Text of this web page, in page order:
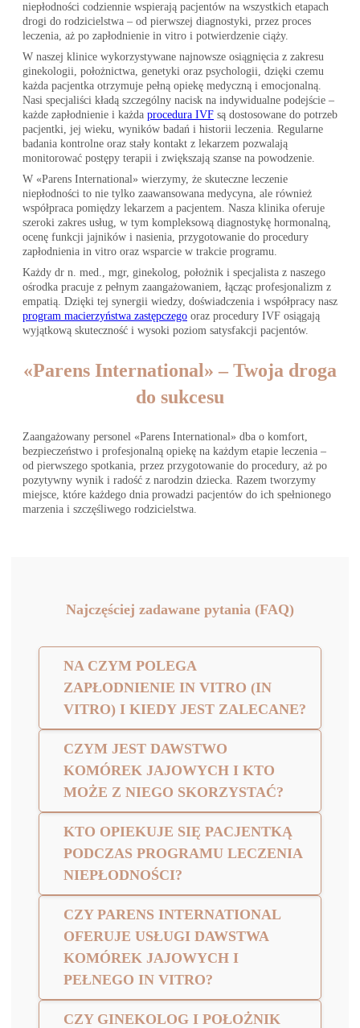
niepłodności codziennie wspierają pacjentów na wszystkich etapach
drogi do rodzicielstwa – od pierwszej diagnostyki, przez proces
leczenia, aż po zapłodnienie in vitro i potwierdzenie ciąży.
W naszej klinice wykorzystywane najnowsze osiągnięcia z zakresu
ginekologii, położnictwa, genetyki oraz psychologii, dzięki czemu
każda pacjentka otrzymuje pełną opiekę medyczną i emocjonalną.
Nasi specjaliści kładą szczególny nacisk na indywidualne podejście –
każde zapłodnienie i każda procedura IVF są dostosowane do potrzeb
pacjentki, jej wieku, wyników badań i historii leczenia. Regularne
badania kontrolne oraz stały kontakt z lekarzem pozwalają
monitorować postępy terapii i zwiększają szanse na powodzenie.
W «Parens International» wierzymy, że skuteczne leczenie
niepłodności to nie tylko zaawansowana medycyna, ale również
współpraca pomiędzy lekarzem a pacjentem. Nasza klinika oferuje
szeroki zakres usług, w tym kompleksową diagnostykę hormonalną,
ocenę funkcji jajników i nasienia, przygotowanie do procedury
zapłodnienia in vitro oraz wsparcie w trakcie programu.
Każdy dr n. med., mgr, ginekolog, położnik i specjalista z naszego
ośrodka pracuje z pełnym zaangażowaniem, łącząc profesjonalizm z
empatią. Dzięki tej synergii wiedzy, doświadczenia i współpracy nasz
program macierzyństwa zastępczego oraz procedury IVF osiągają
wyjątkową skuteczność i wysoki poziom satysfakcji pacjentów.
«Parens International» – Twoja droga
do sukcesu
Zaangażowany personel «Parens International» dba o komfort,
bezpieczeństwo i profesjonalną opiekę na każdym etapie leczenia –
od pierwszego spotkania, przez przygotowanie do procedury, aż po
pozytywny wynik i radość z narodzin dziecka. Razem tworzymy
miejsce, które każdego dnia prowadzi pacjentów do ich spełnionego
marzenia i szczęśliwego rodzicielstwa.
Najczęściej zadawane pytania (FAQ)
NA CZYM POLEGA
ZAPŁODNIENIE IN VITRO (IN
VITRO) I KIEDY JEST ZALECANE?
CZYM JEST DAWSTWO
KOMÓREK JAJOWYCH I KTO
MOŻE Z NIEGO SKORZYSTAĆ?
KTO OPIEKUJE SIĘ PACJENTKĄ
PODCZAS PROGRAMU LECZENIA
NIEPŁODNOŚCI?
CZY PARENS INTERNATIONAL
OFERUJE USŁUGI DAWSTWA
KOMÓREK JAJOWYCH I
PEŁNEGO IN VITRO?
CZY GINEKOLOG I POŁOŻNIK